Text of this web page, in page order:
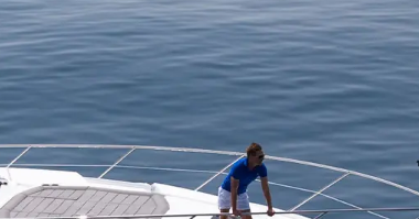
Innovazione
L'azienda
Il Team
Lifestyle
Heritage
Valuta La Tua Imbarcazione